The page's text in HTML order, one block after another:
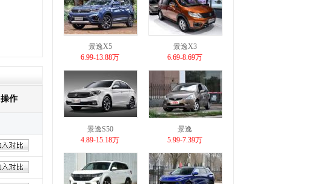
操作
景逸X5
6.99-13.88万
景逸X3
6.69-8.69万
景逸S50
4.89-15.18万
景逸
5.99-7.39万